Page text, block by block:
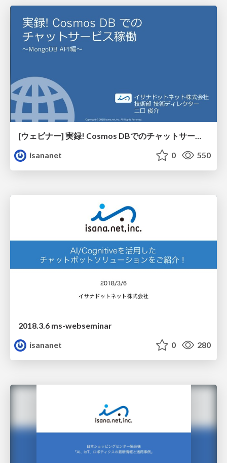
[ウェビナー] 実録! Cosmos DBでのチャットサービス稼働 ~MongoDB API編~
isananet
0 550
2018.3.6 ms-webseminar
isananet
0 280